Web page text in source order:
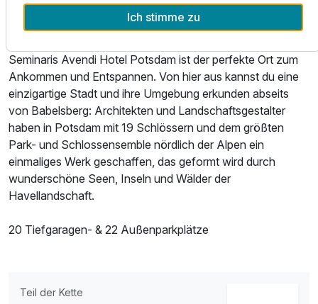
VIEL KULTUR UND MEHR...
Mit Blick auf den Griebnitzsee zur Ruhe kommen, die
Seminaris Avendi Hotel Potsdam ist der perfekte Ort zum
Ankommen und Entspannen. Von hier aus kannst du eine
einzigartige Stadt und ihre Umgebung erkunden abseits
von Babelsberg: Architekten und Landschaftsgestalter
haben in Potsdam mit 19 Schlössern und dem größten
Park- und Schlossensemble nördlich der Alpen ein
einmaliges Werk geschaffen, das geformt wird durch
wunderschöne Seen, Inseln und Wälder der
Havellandschaft.
20 Tiefgaragen- & 22 Außenparkplätze
Teil der Kette
Ich stimme zu